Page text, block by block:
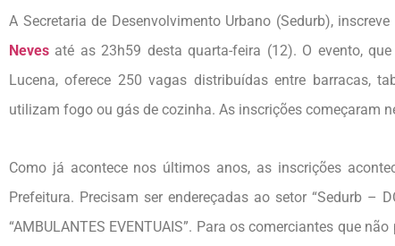
A Secretaria de Desenvolvimento Urbano (Sedurb),
Neves até as 23h59 desta quarta-feira (12). O evento,
Lucena, oferece 250 vagas distribuídas entre barracas,
utilizam fogo ou gás de cozinha. As inscrições começaram
Como já acontece nos últimos anos, as inscrições
Prefeitura. Precisam ser endereçadas ao setor “Sedurb –
“AMBULANTES EVENTUAIS”. Para os comerciantes que